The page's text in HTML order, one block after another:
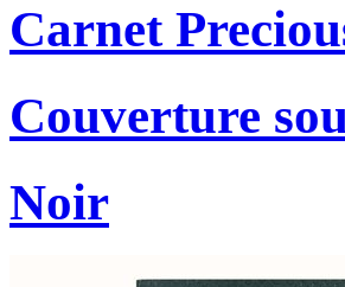
Carnet
Couverture
Noir